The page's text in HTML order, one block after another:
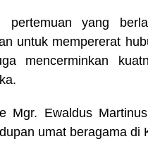
pertemuan yang
untuk mempererat
mencerminkan
Mgr. Ewaldus
umat beragama di